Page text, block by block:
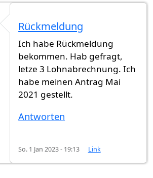
Hat jemand eine neue…von
Rückmeldung
Ich habe Rückmeldung
bekommen. Hab gefragt,
letze 3 Lohnabrechnung. Ich
habe meinen Antrag Mai
2021 gestellt.
Antworten
So. 1 Jan 2023 - 19:13 Link